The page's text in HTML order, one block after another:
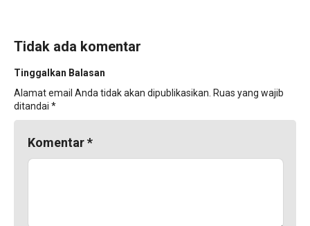
Tidak ada komentar
Tinggalkan Balasan
Alamat email Anda tidak akan dipublikasikan. Ruas yang wajib
ditandai *
Komentar*